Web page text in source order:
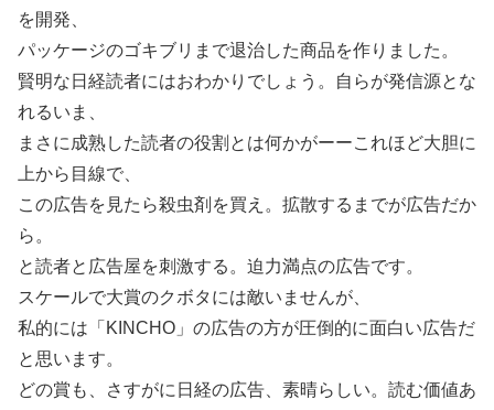
を開発、
パッケージのゴキブリまで退治した商品を作りました。
賢明な日経読者にはおわかりでしょう。自らが発信源とな
れるいま、
まさに成熟した読者の役割とは何かがーーこれほど大胆に
上から目線で、
この広告を見たら殺虫剤を買え。拡散するまでが広告だか
ら。
と読者と広告屋を刺激する。迫力満点の広告です。
スケールで大賞のクボタには敵いませんが、
私的には「KINCHO」の広告の方が圧倒的に面白い広告だ
と思います。
どの賞も、さすがに日経の広告、素晴らしい。読む価値あ